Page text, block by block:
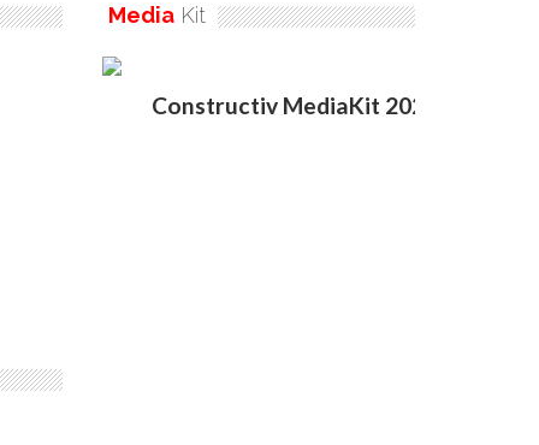
Media Kit
Constructiv MediaKit 2020